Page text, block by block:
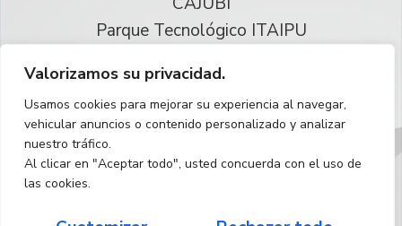
Valorizamos su privacidad.
Usamos cookies para mejorar su experiencia al navegar,
vehicular anuncios o contenido personalizado y analizar
nuestro tráfico.
Al clicar en "Aceptar todo", usted concuerda con el uso de
las cookies.
Parque Tecnológico ITAIPU
Reservados todos los derechos
Español